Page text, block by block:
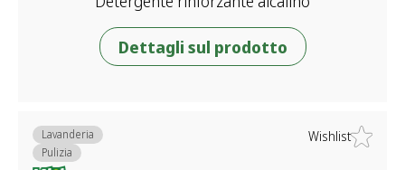
Dettagli sul prodotto
Wishlist
Lavanderia
Pulizia